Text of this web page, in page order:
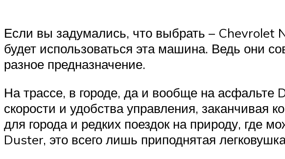
Если вы задумались, что выбрать – Chevrolet
будет использоваться эта машина. Ведь они
разное предназначение.
На трассе, в городе, да и вообще на асфальте
скорости и удобства управления,
для города и редких поездок на природу, где
Duster, это всего лишь приподнятая